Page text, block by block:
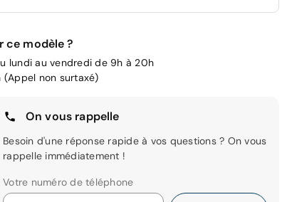
ce modèle ?
lundi au vendredi de 9h à 20h
(Appel non surtaxé)
On vous rappelle
Besoin d'une réponse rapide à vos questions ? On vous
rappelle immédiatement !
Votre numéro de téléphone